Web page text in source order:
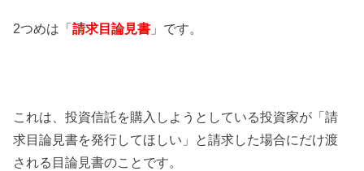
2つめは「請求目論見書 」です。
これは、投資信託を購入しようとしている投資家が「請
求目論見書を発行してほしい」と請求した場合にだけ渡
される目論見書のことです。